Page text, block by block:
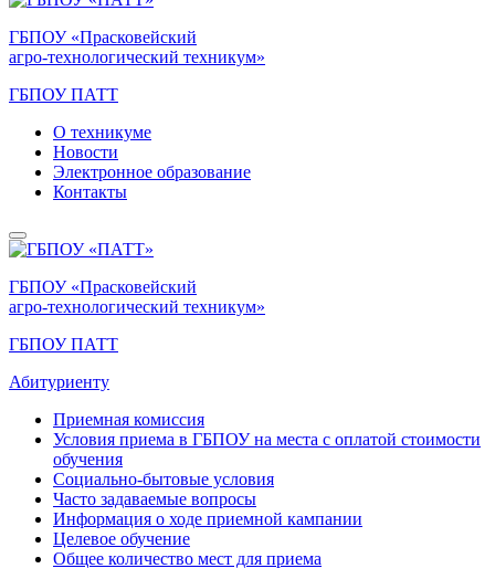
ГБПОУ «Прасковейский
агро-технологический техникум»
ГБПОУ ПАТТ
О техникуме
Новости
Электронное образование
Контакты
ГБПОУ «Прасковейский
агро-технологический техникум»
ГБПОУ ПАТТ
Абитуриенту
Приемная комиссия
Условия приема в ГБПОУ на места с оплатой стоимости
обучения
Социально-бытовые условия
Часто задаваемые вопросы
Информация о ходе приемной кампании
Целевое обучение
Общее количество мест для приема